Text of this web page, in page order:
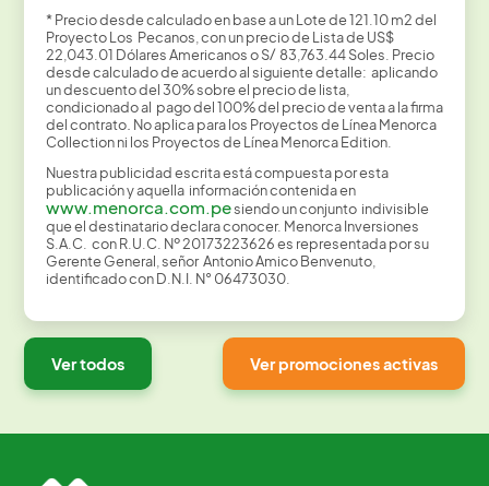
* Precio desde calculado en base a un Lote de 121.10 m2 del
Proyecto Los Pecanos, con un precio de Lista de US$
22,043.01 Dólares Americanos o S/ 83,763.44 Soles. Precio
desde calculado de acuerdo al siguiente detalle: aplicando
un descuento del 30% sobre el precio de lista,
condicionado al pago del 100% del precio de venta a la firma
del contrato. No aplica para los Proyectos de Línea Menorca
Collection ni los Proyectos de Línea Menorca Edition.
Nuestra publicidad escrita está compuesta por esta
publicación y aquella información contenida en
www.menorca.com.pesiendo un conjunto indivisible
que el destinatario declara conocer. Menorca Inversiones
S.A.C. con R.U.C. Nº 20173223626 es representada por su
Gerente General, señor Antonio Amico Benvenuto,
identificado con D.N.I. N° 06473030.
Ver todos Ver promociones activas